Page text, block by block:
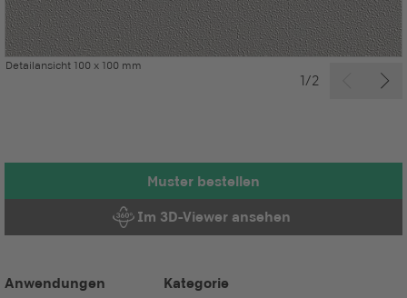
Detailansicht 100 x 100 mm
1/2
Muster bestellen
Im 3D-Viewer ansehen
Anwendungen Kategorie